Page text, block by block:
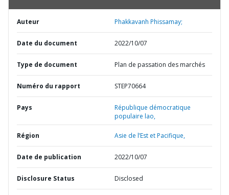
Auteur Phakkavanh Phissamay;
Date du document 2022/10/07
Type de document Plan de passation des marchés
Numéro du rapport STEP70664
Pays
République démocratique
populaire lao,
Région Asie de l’Est et Pacifique,
Date de publication 2022/10/07
Disclosure Status Disclosed